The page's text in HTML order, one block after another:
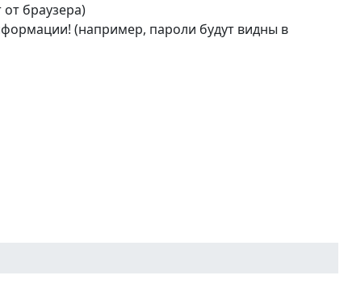
браузера)
(например, пароли будут видны в